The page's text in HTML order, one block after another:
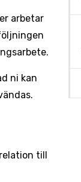
arbetar
ni kan
till